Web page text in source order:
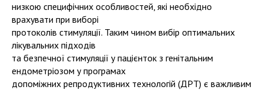
низкою специфічних особливостей, які необхідно
врахувати при виборі
протоколів стимуляції. Таким чином вибір оптимальних
лікувальних підходів
та безпечної стимуляції у пацієнток з генітальним
ендометріозом у програмах
допоміжних репродуктивних технологій (ДРТ) є важливим